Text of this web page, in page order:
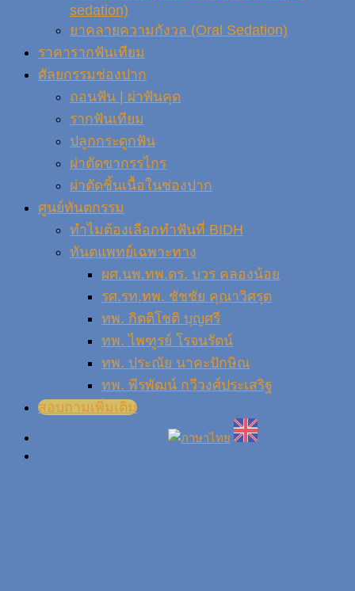
sedation)
ยาคลายความกังวล (Oral Sedation)
ราคารากฟันเทียม
ศัลยกรรมช่องปาก
ถอนฟัน | ผ่าฟันคุด
รากฟันเทียม
ปลูกกระดูกฟัน
ผ่าตัดขากรรไกร
ผ่าตัดชิ้นเนื้อในช่องปาก
ศูนย์ทันตกรรม
ทำไมต้องเลือกทำฟันที่ BIDH
ทันตแพทย์เฉพาะทาง
ผศ.นพ.ทพ.ดร. บวร คลองน้อย
รศ.รท.ทพ. ชัชชัย คุณาวิศรุต
ทพ. กิตติโชติ บุญศรี
ทพ. ไพฑูรย์ โรจนรัตน์
ทพ. ประณัย นาคะปักษิณ
ทพ. พีรพัฒน์ กวีวงศ์ประเสริฐ
สอบถามเพิ่มเติม